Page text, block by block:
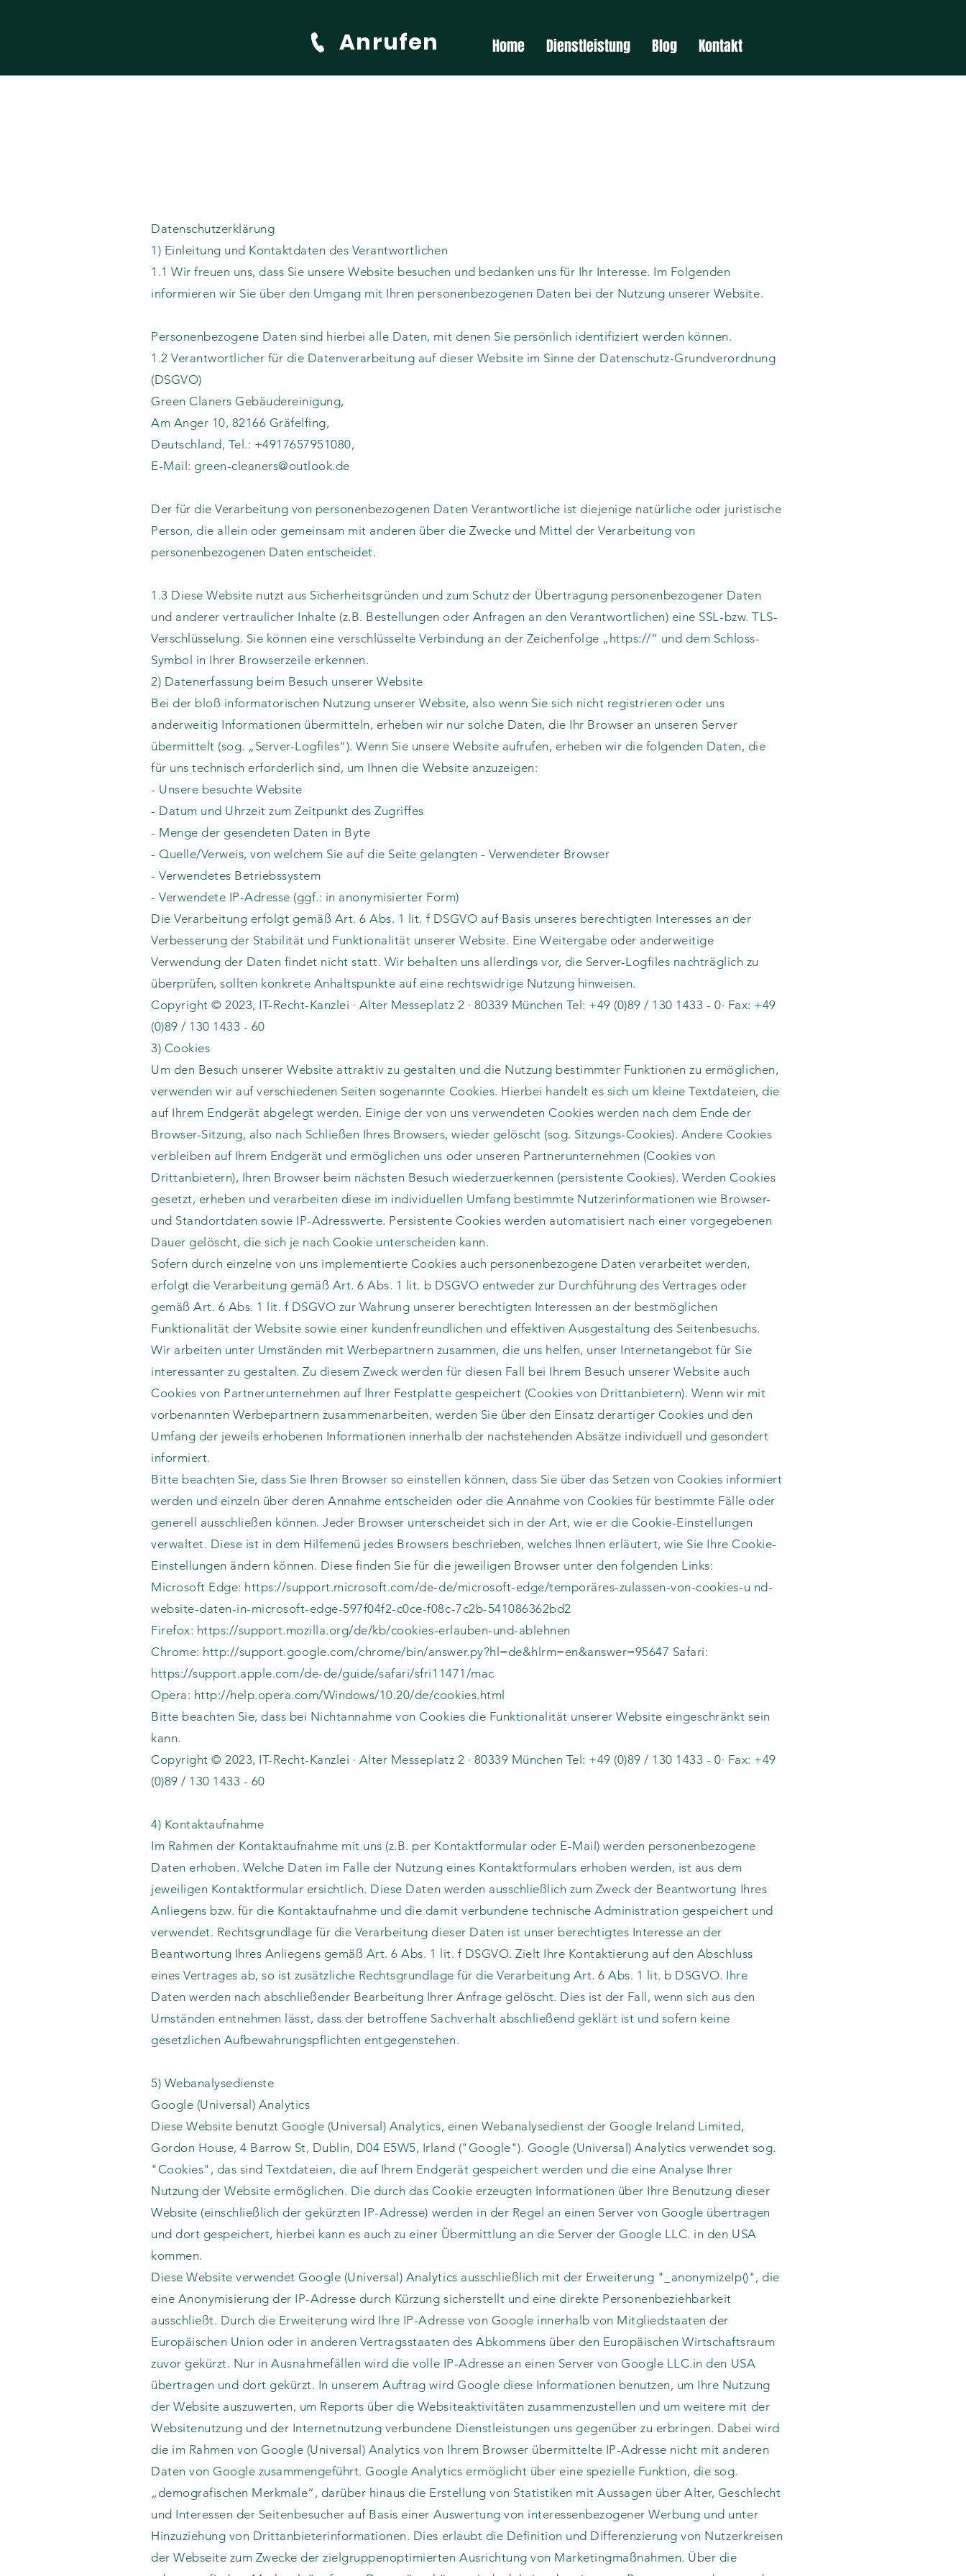
Anrufen Home Dienstleistung Blog Kontakt
Datenschutzerklärung
1) Einleitung und Kontaktdaten des Verantwortlichen
1.1 Wir freuen uns, dass Sie unsere Website besuchen und bedanken uns für Ihr Interesse. Im Folgenden
informieren wir Sie über den Umgang mit Ihren personenbezogenen Daten bei der Nutzung unserer Website.
Personenbezogene Daten sind hierbei alle Daten, mit denen Sie persönlich identifiziert werden können.
1.2 Verantwortlicher für die Datenverarbeitung auf dieser Website im Sinne der Datenschutz-Grundverordnung
(DSGVO)
Green Claners Gebäudereinigung,
Am Anger 10, 82166 Gräfelfing,
Deutschland, Tel.: +4917657951080,
E-Mail: green-cleaners@outlook.de
Der für die Verarbeitung von personenbezogenen Daten Verantwortliche ist diejenige natürliche oder juristische
Person, die allein oder gemeinsam mit anderen über die Zwecke und Mittel der Verarbeitung von
personenbezogenen Daten entscheidet.
1.3 Diese Website nutzt aus Sicherheitsgründen und zum Schutz der Übertragung personenbezogener Daten
und anderer vertraulicher Inhalte (z.B. Bestellungen oder Anfragen an den Verantwortlichen) eine SSL-bzw. TLS-
Verschlüsselung. Sie können eine verschlüsselte Verbindung an der Zeichenfolge „https://“ und dem Schloss-
Symbol in Ihrer Browserzeile erkennen.
2) Datenerfassung beim Besuch unserer Website
Bei der bloß informatorischen Nutzung unserer Website, also wenn Sie sich nicht registrieren oder uns
anderweitig Informationen übermitteln, erheben wir nur solche Daten, die Ihr Browser an unseren Server
übermittelt (sog. „Server-Logfiles“). Wenn Sie unsere Website aufrufen, erheben wir die folgenden Daten, die
für uns technisch erforderlich sind, um Ihnen die Website anzuzeigen:
- Unsere besuchte Website
- Datum und Uhrzeit zum Zeitpunkt des Zugriffes
- Menge der gesendeten Daten in Byte
- Quelle/Verweis, von welchem Sie auf die Seite gelangten - Verwendeter Browser
- Verwendetes Betriebssystem
- Verwendete IP-Adresse (ggf.: in anonymisierter Form)
Die Verarbeitung erfolgt gemäß Art. 6 Abs. 1 lit. f DSGVO auf Basis unseres berechtigten Interesses an der
Verbesserung der Stabilität und Funktionalität unserer Website. Eine Weitergabe oder anderweitige
Verwendung der Daten findet nicht statt. Wir behalten uns allerdings vor, die Server-Logfiles nachträglich zu
überprüfen, sollten konkrete Anhaltspunkte auf eine rechtswidrige Nutzung hinweisen.
Copyright © 2023, IT-Recht-Kanzlei · Alter Messeplatz 2 · 80339 München Tel: +49 (0)89 / 130 1433 - 0· Fax: +49
(0)89 / 130 1433 - 60
3) Cookies
Um den Besuch unserer Website attraktiv zu gestalten und die Nutzung bestimmter Funktionen zu ermöglichen,
verwenden wir auf verschiedenen Seiten sogenannte Cookies. Hierbei handelt es sich um kleine Textdateien, die
auf Ihrem Endgerät abgelegt werden. Einige der von uns verwendeten Cookies werden nach dem Ende der
Browser-Sitzung, also nach Schließen Ihres Browsers, wieder gelöscht (sog. Sitzungs-Cookies). Andere Cookies
verbleiben auf Ihrem Endgerät und ermöglichen uns oder unseren Partnerunternehmen (Cookies von
Drittanbietern), Ihren Browser beim nächsten Besuch wiederzuerkennen (persistente Cookies). Werden Cookies
gesetzt, erheben und verarbeiten diese im individuellen Umfang bestimmte Nutzerinformationen wie Browser-
und Standortdaten sowie IP-Adresswerte. Persistente Cookies werden automatisiert nach einer vorgegebenen
Dauer gelöscht, die sich je nach Cookie unterscheiden kann.
Sofern durch einzelne von uns implementierte Cookies auch personenbezogene Daten verarbeitet werden,
erfolgt die Verarbeitung gemäß Art. 6 Abs. 1 lit. b DSGVO entweder zur Durchführung des Vertrages oder
gemäß Art. 6 Abs. 1 lit. f DSGVO zur Wahrung unserer berechtigten Interessen an der bestmöglichen
Funktionalität der Website sowie einer kundenfreundlichen und effektiven Ausgestaltung des Seitenbesuchs.
Wir arbeiten unter Umständen mit Werbepartnern zusammen, die uns helfen, unser Internetangebot für Sie
interessanter zu gestalten. Zu diesem Zweck werden für diesen Fall bei Ihrem Besuch unserer Website auch
Cookies von Partnerunternehmen auf Ihrer Festplatte gespeichert (Cookies von Drittanbietern). Wenn wir mit
vorbenannten Werbepartnern zusammenarbeiten, werden Sie über den Einsatz derartiger Cookies und den
Umfang der jeweils erhobenen Informationen innerhalb der nachstehenden Absätze individuell und gesondert
informiert.
Bitte beachten Sie, dass Sie Ihren Browser so einstellen können, dass Sie über das Setzen von Cookies informiert
werden und einzeln über deren Annahme entscheiden oder die Annahme von Cookies für bestimmte Fälle oder
generell ausschließen können. Jeder Browser unterscheidet sich in der Art, wie er die Cookie-Einstellungen
verwaltet. Diese ist in dem Hilfemenü jedes Browsers beschrieben, welches Ihnen erläutert, wie Sie Ihre Cookie-
Einstellungen ändern können. Diese finden Sie für die jeweiligen Browser unter den folgenden Links:
Microsoft Edge: https://support.microsoft.com/de-de/microsoft-edge/temporäres-zulassen-von-cookies-u nd-
website-daten-in-microsoft-edge-597f04f2-c0ce-f08c-7c2b-541086362bd2
Firefox: https://support.mozilla.org/de/kb/cookies-erlauben-und-ablehnen
Chrome: http://support.google.com/chrome/bin/answer.py?hl=de&hlrm=en&answer=95647 Safari:
https://support.apple.com/de-de/guide/safari/sfri11471/mac
Opera: http://help.opera.com/Windows/10.20/de/cookies.html
Bitte beachten Sie, dass bei Nichtannahme von Cookies die Funktionalität unserer Website eingeschränkt sein
kann.
Copyright © 2023, IT-Recht-Kanzlei · Alter Messeplatz 2 · 80339 München Tel: +49 (0)89 / 130 1433 - 0· Fax: +49
(0)89 / 130 1433 - 60
4) Kontaktaufnahme
Im Rahmen der Kontaktaufnahme mit uns (z.B. per Kontaktformular oder E-Mail) werden personenbezogene
Daten erhoben. Welche Daten im Falle der Nutzung eines Kontaktformulars erhoben werden, ist aus dem
jeweiligen Kontaktformular ersichtlich. Diese Daten werden ausschließlich zum Zweck der Beantwortung Ihres
Anliegens bzw. für die Kontaktaufnahme und die damit verbundene technische Administration gespeichert und
verwendet. Rechtsgrundlage für die Verarbeitung dieser Daten ist unser berechtigtes Interesse an der
Beantwortung Ihres Anliegens gemäß Art. 6 Abs. 1 lit. f DSGVO. Zielt Ihre Kontaktierung auf den Abschluss
eines Vertrages ab, so ist zusätzliche Rechtsgrundlage für die Verarbeitung Art. 6 Abs. 1 lit. b DSGVO. Ihre
Daten werden nach abschließender Bearbeitung Ihrer Anfrage gelöscht. Dies ist der Fall, wenn sich aus den
Umständen entnehmen lässt, dass der betroffene Sachverhalt abschließend geklärt ist und sofern keine
gesetzlichen Aufbewahrungspflichten entgegenstehen.
5) Webanalysedienste
Google (Universal) Analytics
Diese Website benutzt Google (Universal) Analytics, einen Webanalysedienst der Google Ireland Limited,
Gordon House, 4 Barrow St, Dublin, D04 E5W5, Irland ("Google"). Google (Universal) Analytics verwendet sog.
"Cookies", das sind Textdateien, die auf Ihrem Endgerät gespeichert werden und die eine Analyse Ihrer
Nutzung der Website ermöglichen. Die durch das Cookie erzeugten Informationen über Ihre Benutzung dieser
Website (einschließlich der gekürzten IP-Adresse) werden in der Regel an einen Server von Google übertragen
und dort gespeichert, hierbei kann es auch zu einer Übermittlung an die Server der Google LLC. in den USA
kommen.
Diese Website verwendet Google (Universal) Analytics ausschließlich mit der Erweiterung "_anonymizeIp()", die
eine Anonymisierung der IP-Adresse durch Kürzung sicherstellt und eine direkte Personenbeziehbarkeit
ausschließt. Durch die Erweiterung wird Ihre IP-Adresse von Google innerhalb von Mitgliedstaaten der
Europäischen Union oder in anderen Vertragsstaaten des Abkommens über den Europäischen Wirtschaftsraum
zuvor gekürzt. Nur in Ausnahmefällen wird die volle IP-Adresse an einen Server von Google LLC.in den USA
übertragen und dort gekürzt. In unserem Auftrag wird Google diese Informationen benutzen, um Ihre Nutzung
der Website auszuwerten, um Reports über die Websiteaktivitäten zusammenzustellen und um weitere mit der
Websitenutzung und der Internetnutzung verbundene Dienstleistungen uns gegenüber zu erbringen. Dabei wird
die im Rahmen von Google (Universal) Analytics von Ihrem Browser übermittelte IP-Adresse nicht mit anderen
Daten von Google zusammengeführt. Google Analytics ermöglicht über eine spezielle Funktion, die sog.
„demografischen Merkmale“, darüber hinaus die Erstellung von Statistiken mit Aussagen über Alter, Geschlecht
und Interessen der Seitenbesucher auf Basis einer Auswertung von interessenbezogener Werbung und unter
Hinzuziehung von Drittanbieterinformationen. Dies erlaubt die Definition und Differenzierung von Nutzerkreisen
der Webseite zum Zwecke der zielgruppenoptimierten Ausrichtung von Marketingmaßnahmen. Über die